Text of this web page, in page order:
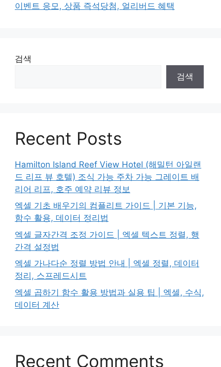
이벤트 응모, 상품 즉석당첨, 얼리버드 혜택
검색
검색
Recent Posts
Hamilton Island Reef View Hotel (해밀턴 아일랜
드 리프 뷰 호텔) 조식 가능 주차 가능 그레이트 배
리어 리프, 호주 예약 리뷰 정보
엑셀 기초 배우기의 컴플리트 가이드 | 기본 기능,
함수 활용, 데이터 정리법
엑셀 글자간격 조정 가이드 | 엑셀 텍스트 정렬, 행
간격 설정법
엑셀 가나다순 정렬 방법 안내 | 엑셀 정렬, 데이터
정리, 스프레드시트
엑셀 곱하기 함수 활용 방법과 실용 팁 | 엑셀, 수식,
데이터 계산
Recent Comments